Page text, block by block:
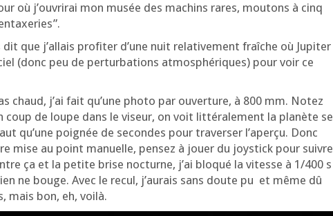
où j’ou­vri­rai mon musée des machins rares, mou­tons à cinq
dit que j’al­lais pro­fi­ter d’une nuit rela­ti­ve­ment fraîche où Jupi­ter
(donc peu de per­tur­ba­tions atmo­sphé­riques) pour voir ce
chaud, j’ai fait qu’une pho­to par ouver­ture, à 800 mm. Notez
coup de loupe dans le viseur, on voit lit­té­ra­le­ment la pla­nète se
qu’une poi­gnée de secondes pour tra­ver­ser l’a­per­çu. Donc
mise au point manuelle, pen­sez à jouer du joys­tick pour suivre
ça et la petite brise noc­turne, j’ai blo­qué la vitesse à 1/400 s
ne bouge. Avec le recul, j’au­rais sans doute pu et même dû
mais bon, eh, voilà.